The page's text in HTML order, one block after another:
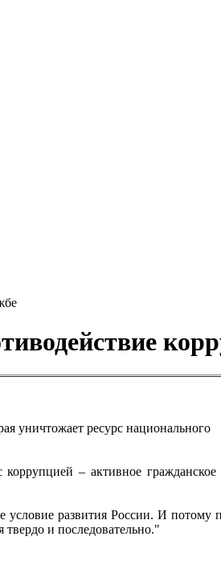
уничтожает ресурс национального
– активное гражданское
условие развития России. И потому
и последовательно."